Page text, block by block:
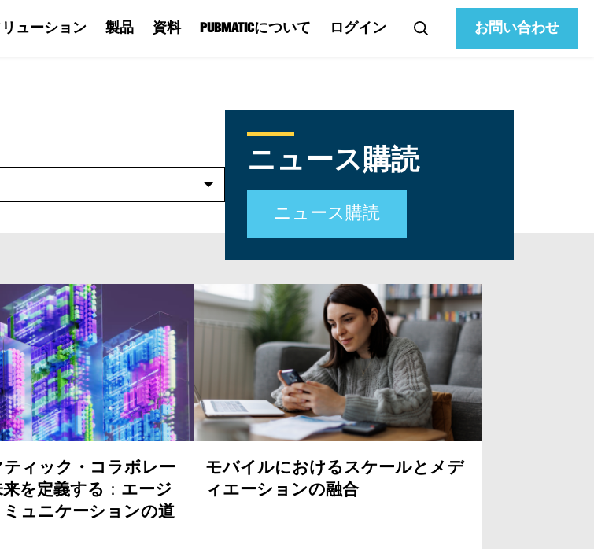
お問い合わせ
リューション 製品 資料 PUBMATICについて ログイン
ニュース購読
ニュース購読
ィック・コラボレー
を定義する ： エージ
ュニケーションの道
モバイルにおけるスケールとメデ
ィエーションの融合